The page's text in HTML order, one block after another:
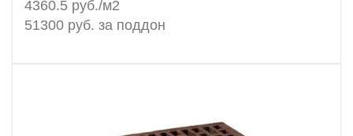
4360.5 руб./м2
51300 руб. за поддон